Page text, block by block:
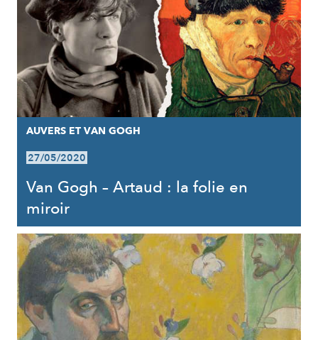
AUVERS ET VAN GOGH
27/05/2020
Van Gogh – Artaud : la folie en
miroir